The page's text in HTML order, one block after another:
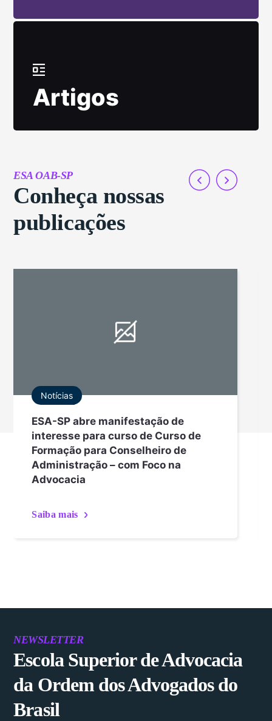
Artigos
ESA OAB-SP
Conheça nossas
publicações
Notícias
ESA-SP abre manifestação de
interesse para curso de Curso de
Formação para Conselheiro de
Administração – com Foco na
Advocacia
Saiba mais
NEWSLETTER
Escola Superior de Advocacia
da Ordem dos Advogados do
Brasil